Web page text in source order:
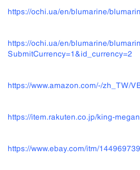
https://ochi.ua/en/blumarine/
https://ochi.ua/en/blumarine/
SubmitCurrency=1&id_currency=2
https://www.amazon.com/-/zh_TW/
https://item.rakuten.co.jp/king-
https://www.ebay.com/itm/